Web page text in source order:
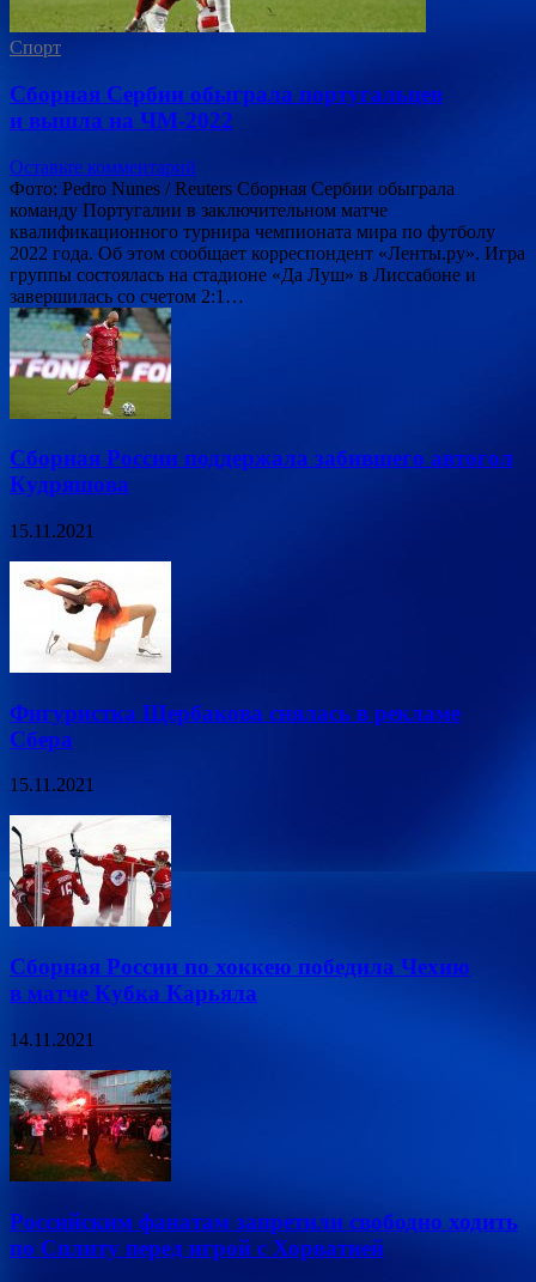
Спорт
Сборная Сербии обыграла португальцев
и вышла на ЧМ-2022
Оставьте комментарий
Фото: Pedro Nunes / Reuters Сборная Сербии обыграла
команду Португалии в заключительном матче
квалификационного турнира чемпионата мира по футболу
2022 года. Об этом сообщает корреспондент «Ленты.ру». Игра
группы состоялась на стадионе «Да Луш» в Лиссабоне и
завершилась со счетом 2:1…
Сборная России поддержала забившего автогол
Кудряшова
15.11.2021
Фигуристка Щербакова снялась в рекламе
Сбера
15.11.2021
Сборная России по хоккею победила Чехию
в матче Кубка Карьяла
14.11.2021
Российским фанатам запретили свободно ходить
по Сплиту перед игрой с Хорватией